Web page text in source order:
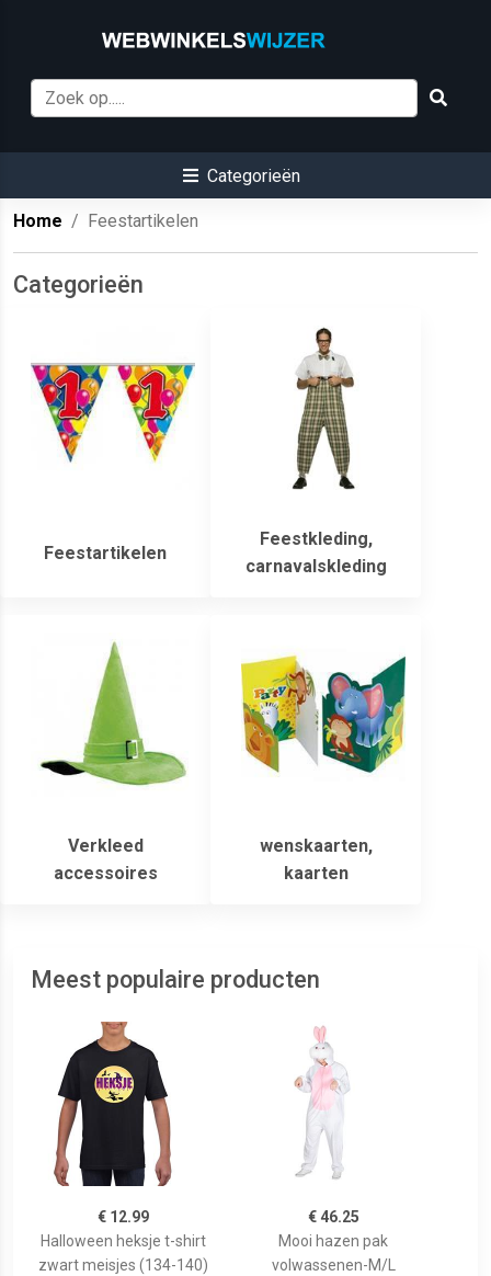
Categorieën
Home Feestartikelen
Categorieën
Feestartikelen
Feestkleding,
carnavalskleding
Verkleed
accessoires
wenskaarten,
kaarten
Meest populaire producten
€ 12.99
Halloween heksje t-shirt
zwart meisjes (134-140)
€ 46.25
Mooi hazen pak
volwassenen-M/L